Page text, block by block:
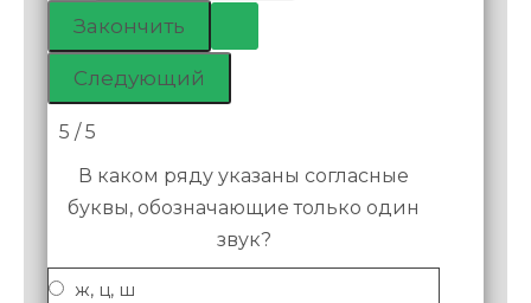
5 / 5
В каком ряду указаны согласные
буквы, обозначающие только один
звук?
ж, ц, ш